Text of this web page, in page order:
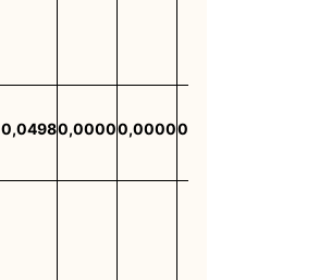
0,04980,00000,00000,0000